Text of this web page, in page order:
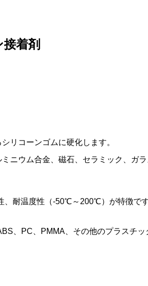
着剤
リコーンゴムに硬化します。
ニウム合金、磁石、セラミック、ガ
、耐温度性（-50℃～200℃）が特徴です
、PC、PMMA、その他のプラスチッ